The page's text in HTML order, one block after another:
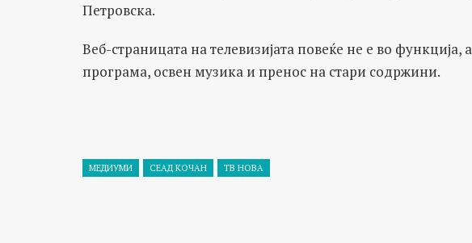
Петровска.
Веб-страницата на телевизијата повеќе не е во функција,
програма, освен музика и пренос на стари содржини.
МЕДИУМИ СЕАД КОЧАН ТВ НОВА